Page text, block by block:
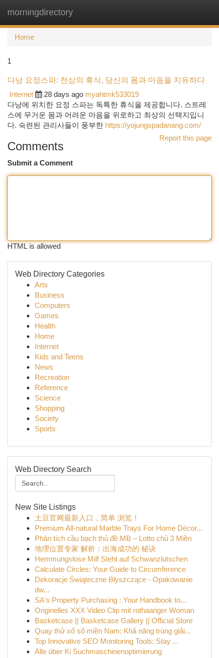
morningdirectory
Home
1
다낭 요정스파: 천상의 휴식, 당신의 몸과 마음을 치유하다
Internet
28 days ago myahtmk533019
다낭에 위치한 요정 스파는 독특한 휴식을 제공합니다. 스트레
스에 무거운 몸과 어려운 마음을 위로하고 최상의 선택지입니
다. 숙련된 관리사들이 풍부한 https://yojungspadanang.com/
Report this page
Comments
Submit a Comment
HTML is allowed
Web Directory Categories
Arts
Business
Computers
Games
Health
Home
Internet
Kids and Teens
News
Recreation
Reference
Science
Shopping
Society
Sports
Web Directory Search
New Site Listings
土豆官网最新入口，简单 浏览！
Premium All-natural Marble Trays For Home Décor...
Phân tích cầu bạch thủ đề MB – Lotto chủ 3 Miền
地理位置专家 解析：出海成功的 秘诀
Hemmungslose Milf Steht auf Schwanzlutschen
Calculate Circles: Your Guide to Circumference
Dekoracje Świąteczne Błyszczące - Opakowanie
dw...
SA's Property Purchasing : Your Handbook to...
Originelles XXX Video Clip mit rothaariger Woman
Basketcase || Basketcase Gallery || Official Store
Quay thử xổ số miền Nam: Khả năng trúng giải...
Top Innovative SEO Monitoring Tools: Stay ...
Alle über Ki Suchmaschinenoptimierung